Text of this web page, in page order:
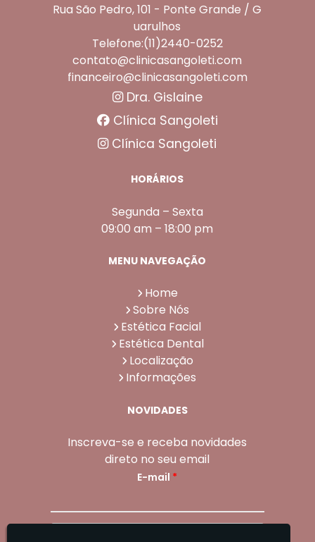
Rua São Pedro, 101 - Ponte Grande / G
uarulhos
Telefone:(11)2440-0252
contato@clinicasangoleti.com
financeiro@clinicasangoleti.com
Dra. Gislaine
Clínica Sangoleti
Clínica Sangoleti
HORÁRIOS
Segunda – Sexta
09:00 am – 18:00 pm
MENU NAVEGAÇÃO
Home
Sobre Nós
Estética Facial
Estética Dental
Localização
Informações
NOVIDADES
Inscreva-se e receba novidades
direto no seu email
E-mail *